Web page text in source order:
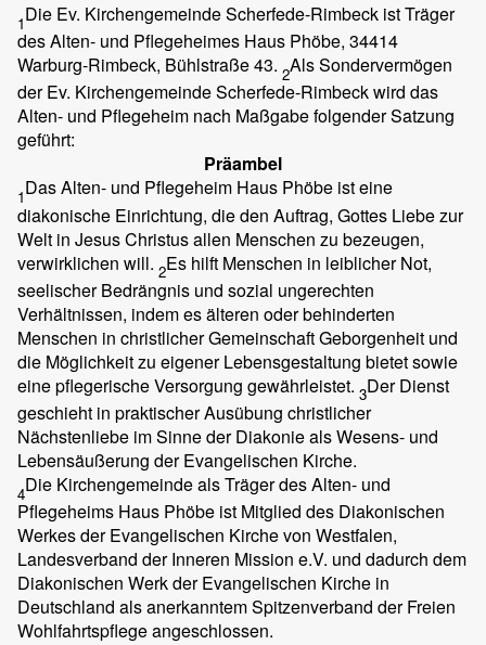
1Die Ev. Kirchengemeinde Scherfede-Rimbeck ist Träger
des Alten- und Pflegeheimes Haus Phöbe, 34414
Warburg-Rimbeck, Bühlstraße 43. 2Als Sondervermögen
der Ev. Kirchengemeinde Scherfede-Rimbeck wird das
Alten- und Pflegeheim nach Maßgabe folgender Satzung
geführt:
Präambel
1Das Alten- und Pflegeheim Haus Phöbe ist eine
diakonische Einrichtung, die den Auftrag, Gottes Liebe zur
Welt in Jesus Christus allen Menschen zu bezeugen,
verwirklichen will. 2Es hilft Menschen in leiblicher Not,
seelischer Bedrängnis und sozial ungerechten
Verhältnissen, indem es älteren oder behinderten
Menschen in christlicher Gemeinschaft Geborgenheit und
die Möglichkeit zu eigener Lebensgestaltung bietet sowie
eine pflegerische Versorgung gewährleistet. 3Der Dienst
geschieht in praktischer Ausübung christlicher
Nächstenliebe im Sinne der Diakonie als Wesens- und
Lebensäußerung der Evangelischen Kirche.
4Die Kirchengemeinde als Träger des Alten- und
Pflegeheims Haus Phöbe ist Mitglied des Diakonischen
Werkes der Evangelischen Kirche von Westfalen,
Landesverband der Inneren Mission e.V. und dadurch dem
Diakonischen Werk der Evangelischen Kirche in
Deutschland als anerkanntem Spitzenverband der Freien
Wohlfahrtspflege angeschlossen.